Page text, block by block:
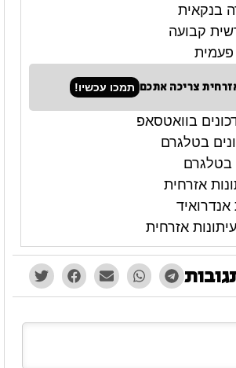
בנקאית
קבועה
צריכה אתכם תמכו עכשיו!
בוואטסאפ
בטלגרם
בטלגרם
אזרחית
אנדרואיד
אזרחית